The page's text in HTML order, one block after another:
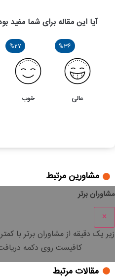
آیا این مقاله برای شما مفید
%36
عالی
%27
خوب
مشاورین مرتبط
مشاوران برتر
×
زیر یک دقیقه از مشاوران برتر با
کافیست روی دکمه
مقالات مرتبط